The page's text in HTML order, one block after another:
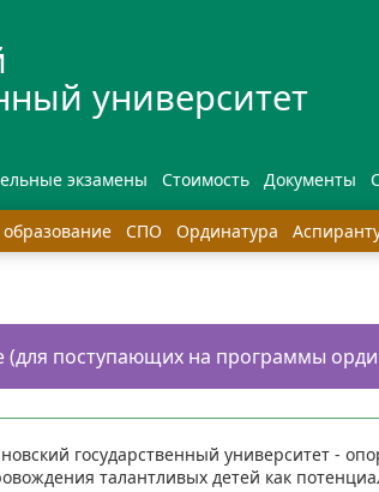
университет
экзамены Стоимость Документы
СПО Ординатура
(для поступающих на программы
государственный университет -
талантливых детей как